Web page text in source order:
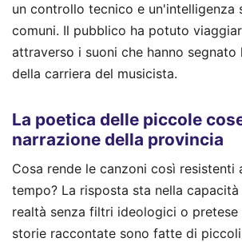
un controllo tecnico e un'intelligenza
comuni. Il pubblico ha potuto
attraverso i suoni che hanno segnato
della carriera del musicista.
La poetica delle piccole
narrazione della provincia
Cosa rende le canzoni così resistenti
tempo? La risposta sta nella
realtà senza filtri ideologici o pretese
storie raccontate sono fatte di